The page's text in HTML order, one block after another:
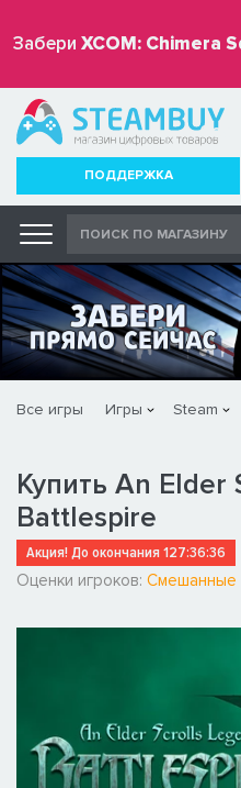
Забери XCOM: Chimera
ПОДДЕРЖКА
Все игры Игры Steam
Купить An Elder
Battlespire
Акция! До окончания127:36:35
Оценки игроков: Смешанные